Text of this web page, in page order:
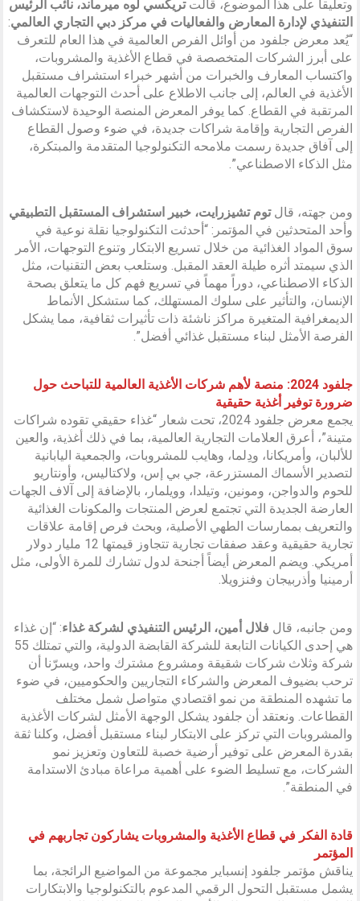
وتعليقاً على هذا الموضوع، قالتتريكسي لوه ميرماند، نائب الرئيس
التنفيذي لإدارة المعارض والفعاليات في مركز دبي التجاري العالمي:
“يُعد معرض جلفود من أوائل الفرص العالمية في هذا العام للتعرف
على أبرز الشركات المتخصصة في قطاع الأغذية والمشروبات،
واكتساب المعارف والخبرات من أشهر خبراء استشراف مستقبل
الأغذية في العالم، إلى جانب الاطلاع على أحدث التوجهات العالمية
المرتقبة في القطاع. كما يوفر المعرض المنصة الوحيدة لاستكشاف
الفرص التجارية وإقامة شراكات جديدة، في ضوء وصول القطاع
إلى آفاق جديدة رسمت ملامحه التكنولوجيا المتقدمة والمبتكرة،
مثل الذكاء الاصطناعي”.
ومن جهته، قال توم تشيزرايت، خبير استشراف المستقبل التطبيقي
وأحد المتحدثين في المؤتمر: “أحدثت التكنولوجيا نقلة نوعية في
سوق المواد الغذائية من خلال تسريع الابتكار وتنوع التوجهات، الأمر
الذي سيمتد أثره طيلة العقد المقبل. وستلعب بعض التقنيات، مثل
الذكاء الاصطناعي، دوراً مهماً في تسريع فهم كل ما يتعلق بصحة
الإنسان، والتأثير على سلوك المستهلك، كما ستشكل الأنماط
الديمغرافية المتغيرة مراكز ناشئة ذات تأثيرات ثقافية، مما يشكل
الفرصة الأمثل لبناء مستقبل غذائي أفضل”.
جلفود 2024: منصة لأهم شركات الأغذية العالمية للتباحث حول
ضرورة توفير أغذية حقيقية
يجمع معرض جلفود 2024، تحت شعار “غذاء حقيقي تقوده شراكات
متينة”، أعرق العلامات التجارية العالمية، بما في ذلك أغذية، والعين
للألبان، وأمريكانا، ودِلما، وهايب للمشروبات، والجمعية اليابانية
لتصدير الأسماك المستزرعة، جي بي إس، ولاكتاليس، وأونتاريو
للحوم والدواجن، ومونين، وتيلدا، وويلمار، بالإضافة إلى آلاف الجهات
العارضة الجديدة التي تجتمع لعرض المنتجات والمكونات الغذائية
والتعريف بممارسات الطهي الأصلية، وبحث فرص إقامة علاقات
تجارية حقيقية وعقد صفقات تجارية تتجاوز قيمتها 12 مليار دولار
أمريكي. ويضم المعرض أيضاً أجنحة لدول تشارك للمرة الأولى، مثل
أرمينيا وأذربيجان وفنزويلا.
ومن جانبه، قال فلال أمين، الرئيس التنفيذي لشركة غذاء: “إن غذاء
هي إحدى الكيانات التابعة للشركة القابضة الدولية، والتي تمتلك 55
شركة وثلاث شركات شقيقة ومشروع مشترك واحد، ويسرّنا أن
ترحب بضيوف المعرض والشركاء التجاريين والحكوميين، في ضوء
ما تشهده المنطقة من نمو اقتصادي متواصل شمل مختلف
القطاعات. ونعتقد أن جلفود يشكل الوجهة الأمثل لشركات الأغذية
والمشروبات التي تركز على الابتكار لبناء مستقبل أفضل، وكلنا ثقة
بقدرة المعرض على توفير أرضية خصبة للتعاون وتعزيز نمو
الشركات، مع تسليط الضوء على أهمية مراعاة مبادئ الاستدامة
في المنطقة”.
قادة الفكر في قطاع الأغذية والمشروبات يشاركون تجاربهم في
المؤتمر
يناقش مؤتمر جلفود إنسباير مجموعة من المواضيع الرائجة، بما
يشمل مستقبل التحول الرقمي المدعوم بالتكنولوجيا والابتكارات